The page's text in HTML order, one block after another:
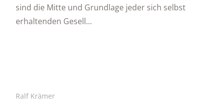
sind die Mitte und Grundlage jeder sich selbst
erhaltenden Gesell...
Ralf Krämer